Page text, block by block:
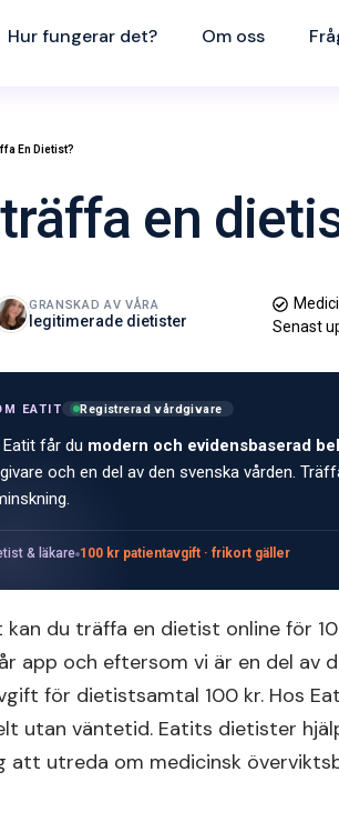
Hur fungerar det? Om oss
En Dietist?
en
GRANSKAD AV VÅRA
legitimerade dietister
Senast
EATIT Registrerad vårdgivare
får du modern och evidensbaserad
och en del av den svenska vården.
& läkare 100 kr patientavgift · frikort gäller
kan du träffa en dietist online för
app och eftersom vi är en del av
för dietistsamtal 100 kr. Hos
utan väntetid. Eatits dietister
att utreda om medicinsk